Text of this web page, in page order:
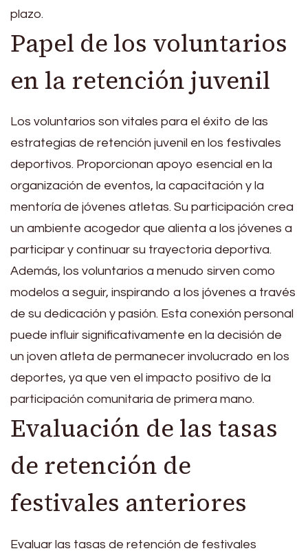
plazo.
Papel de los voluntarios
en la retención juvenil
Los voluntarios son vitales para el éxito de las
estrategias de retención juvenil en los festivales
deportivos. Proporcionan apoyo esencial en la
organización de eventos, la capacitación y la
mentoría de jóvenes atletas. Su participación crea
un ambiente acogedor que alienta a los jóvenes a
participar y continuar su trayectoria deportiva.
Además, los voluntarios a menudo sirven como
modelos a seguir, inspirando a los jóvenes a través
de su dedicación y pasión. Esta conexión personal
puede influir significativamente en la decisión de
un joven atleta de permanecer involucrado en los
deportes, ya que ven el impacto positivo de la
participación comunitaria de primera mano.
Evaluación de las tasas
de retención de
festivales anteriores
Evaluar las tasas de retención de festivales